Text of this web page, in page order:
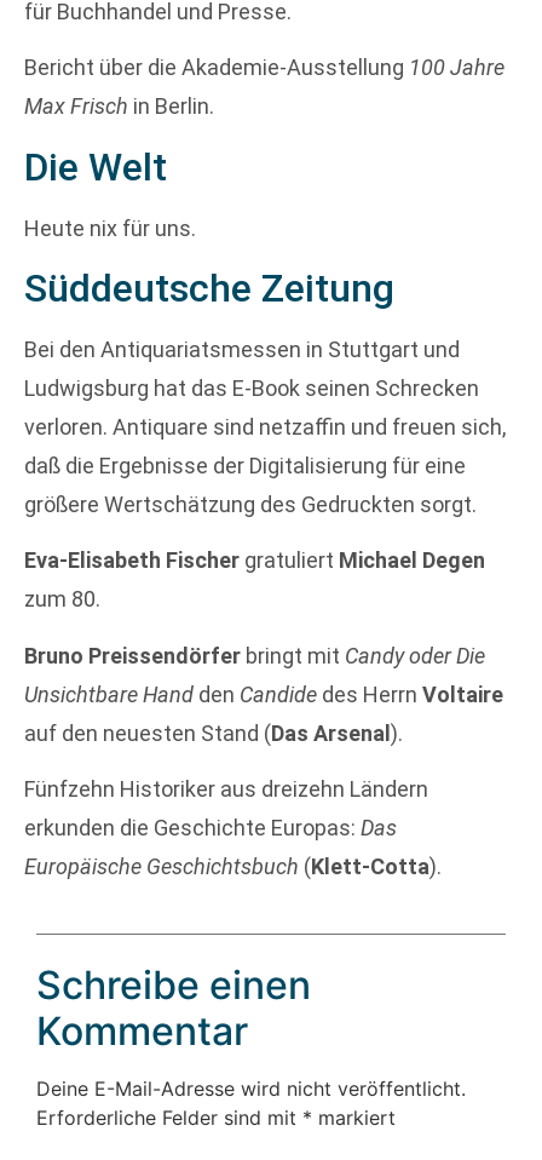
für Buchhandel und Presse.
Bericht über die Akademie-Ausstellung 100 Jahre
Max Frisch in Berlin.
Die Welt
Heute nix für uns.
Süddeutsche Zeitung
Bei den Antiquariatsmessen in Stuttgart und
Ludwigsburg hat das E-Book seinen Schrecken
verloren. Antiquare sind netzaffin und freuen sich,
daß die Ergebnisse der Digitalisierung für eine
größere Wertschätzung des Gedruckten sorgt.
Eva-Elisabeth Fischer gratuliert Michael Degen
zum 80.
Bruno Preissendörfer bringt mit Candy oder Die
Unsichtbare Hand den Candide des Herrn Voltaire
auf den neuesten Stand (Das Arsenal).
Fünfzehn Historiker aus dreizehn Ländern
erkunden die Geschichte Europas: Das
Europäische Geschichtsbuch (Klett-Cotta).
Schreibe einen
Kommentar
Deine E-Mail-Adresse wird nicht veröffentlicht.
Erforderliche Felder sind mit * markiert